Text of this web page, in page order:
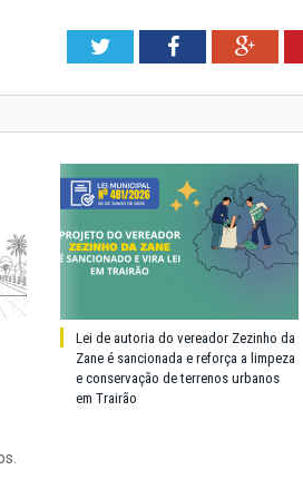
TwitterFacebook
Lei de autoria do vereador Zezinho da
Zane é sancionada e reforça a limpeza
e conservação de terrenos urbanos
em Trairão